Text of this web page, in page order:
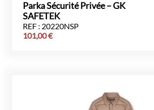
Parka Sécurité Privée – GK
SAFETEK
REF : 20220NSP
101,00€